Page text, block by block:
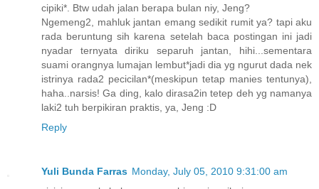
cipiki*. Btw udah jalan berapa bulan niy, Jeng?
Ngemeng2, mahluk jantan emang sedikit rumit ya? tapi aku
rada beruntung sih karena setelah baca postingan ini jadi
nyadar ternyata diriku separuh jantan, hihi...sementara
suami orangnya lumajan lembut*jadi dia yg ngurut dada nek
istrinya rada2 pecicilan*(meskipun tetap manies tentunya),
haha..narsis! Ga ding, kalo dirasa2in tetep deh yg namanya
laki2 tuh berpikiran praktis, ya, Jeng :D
Reply
Yuli Bunda Farras Monday, July 05, 2010 9:31:00 am